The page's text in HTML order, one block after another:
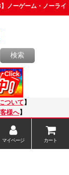
ノーゲーム・ノーライ
検索
ついて】
様へ】
マイページ カート